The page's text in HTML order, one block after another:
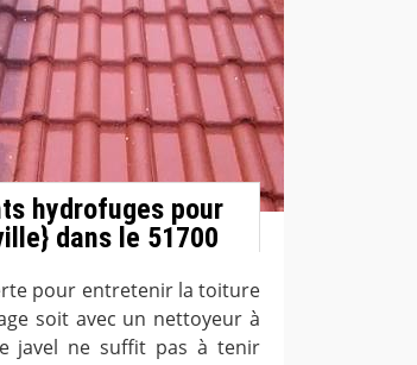
hydrofuges pour
dans le 51700
pour entretenir la toiture
soit avec un nettoyeur à
javel ne suffit pas à tenir